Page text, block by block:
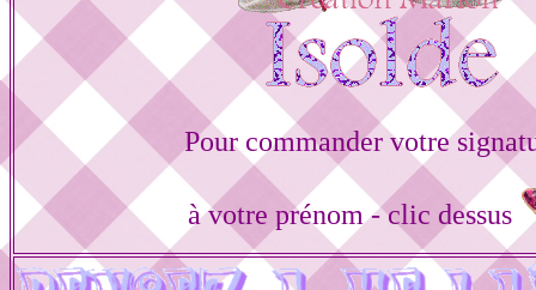
Pour commander votre
à votre prénom - clic dessus